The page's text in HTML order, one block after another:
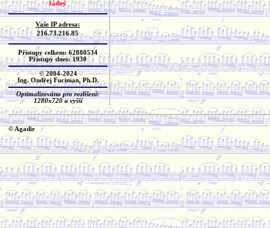
žádný
Vaše IP adresa:
216.73.216.85
Přístupy celkem: 62880534
Přístupy dnes: 1930
© 2004-2024
Ing. Ondřej Fuciman, Ph.D.
Optimalizováno pro rozlišení:
1280x720 a vyšší
© Agadir